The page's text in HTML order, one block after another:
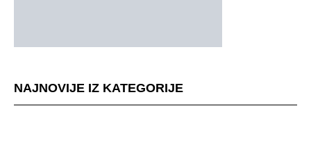
NAJNOVIJE IZ KATEGORIJE